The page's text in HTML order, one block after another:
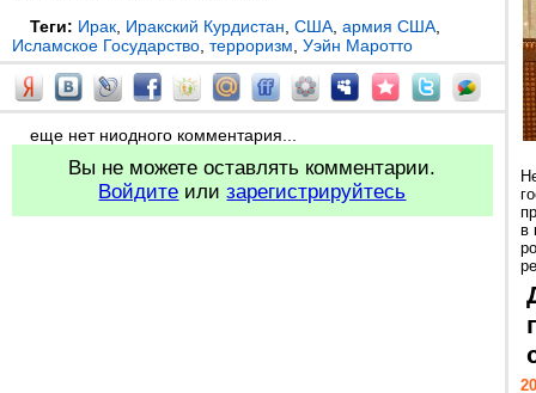
Теги: Ирак Иракский Курдистан США армия США
Исламское Государство терроризм Уэйн Маротто
еще нет ниодного комментария...
Вы не можете оставлять комментарии.
Войдите илизарегистрируйтесь
в